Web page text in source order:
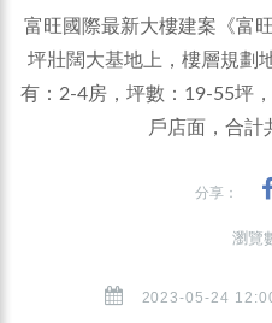
富旺國際最新大樓建案《富
坪壯闊大基地上，樓層規劃
有：2-4房，坪數：19-55坪
戶店面，合計
分享：
瀏覽
2023-05-24